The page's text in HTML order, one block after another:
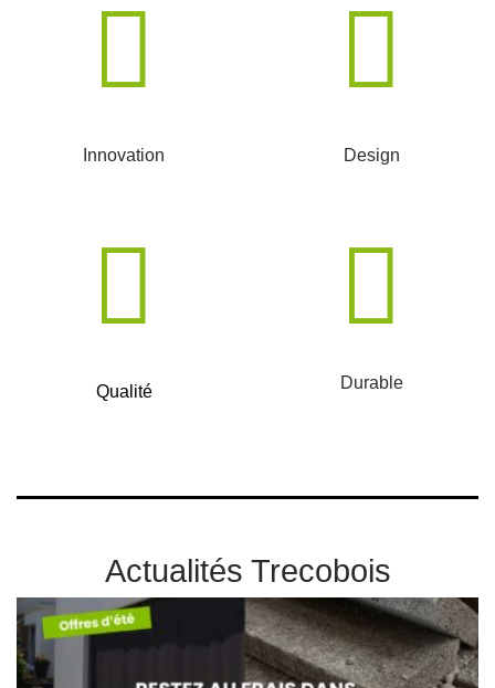
Innovation Design
Qualité Durable
Actualités Trecobois